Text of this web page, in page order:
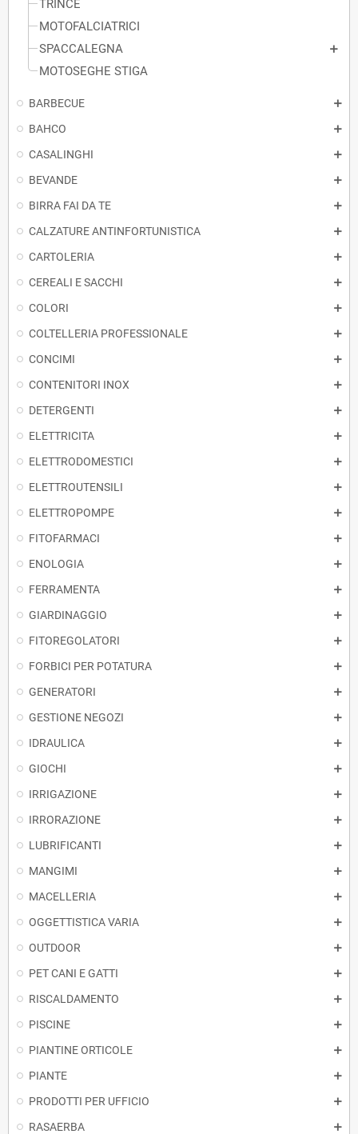
TRINCE
MOTOFALCIATRICI
SPACCALEGNA
MOTOSEGHE STIGA
BARBECUE
BAHCO
CASALINGHI
BEVANDE
BIRRA FAI DA TE
CALZATURE ANTINFORTUNISTICA
CARTOLERIA
CEREALI E SACCHI
COLORI
COLTELLERIA PROFESSIONALE
CONCIMI
CONTENITORI INOX
DETERGENTI
ELETTRICITA
ELETTRODOMESTICI
ELETTROUTENSILI
ELETTROPOMPE
FITOFARMACI
ENOLOGIA
FERRAMENTA
GIARDINAGGIO
FITOREGOLATORI
FORBICI PER POTATURA
GENERATORI
GESTIONE NEGOZI
IDRAULICA
GIOCHI
IRRIGAZIONE
IRRORAZIONE
LUBRIFICANTI
MANGIMI
MACELLERIA
OGGETTISTICA VARIA
OUTDOOR
PET CANI E GATTI
RISCALDAMENTO
PISCINE
PIANTINE ORTICOLE
PIANTE
PRODOTTI PER UFFICIO
RASAERBA